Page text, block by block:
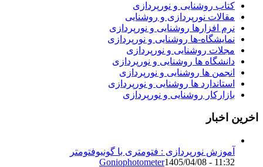
کتاب روشنایی و نورپردازی
مقالات نورپردازی و روشنایی
نرم افزارها روشنایی و نورپردازی
نمایشگاه-ها روشنایی و نورپردازی
مجلات روشنایی و نورپردازی
دانشگاه ها روشنایی و نورپردازی
انجمن ها روشنایی و نورپردازی
استاندارد ها روشنایی و نورپردازی
بازارکار روشنایی و نورپردازی
اخرین اخبار
آموزش نورپردازی : فتومتری با گونیوفتومتر
Goniophotometer1405/04/08 - 11:32